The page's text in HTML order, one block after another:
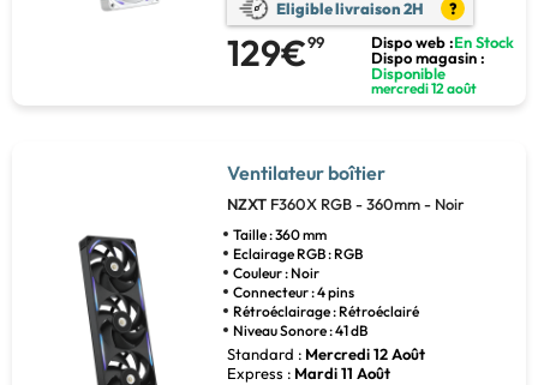
Eligible livraison 2H ?
129€99 Dispo web :En Stock
Dispo magasin :
Disponible
mercredi 12 août
Ventilateur boîtier
NZXT F360X RGB - 360mm - Noir
Taille : 360 mm
Eclairage RGB : RGB
Couleur : Noir
Connecteur : 4 pins
Rétroéclairage : Rétroéclairé
Niveau Sonore : 41 dB
Standard : Mercredi 12 Août
Express : Mardi 11 Août